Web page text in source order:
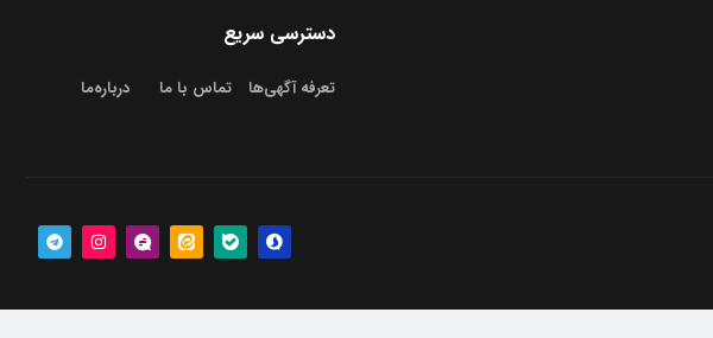
دسترسی سریع
تعرفه آگهی‌ها تماس با ما درباره‌‌ما